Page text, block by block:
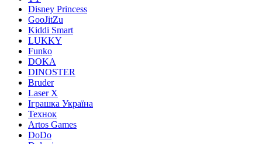
Disney Princess
GooJitZu
Kiddi Smart
LUKKY
Funko
DOKA
DINOSTER
Bruder
Laser X
Іграшка Україна
Технок
Artos Games
DoDo